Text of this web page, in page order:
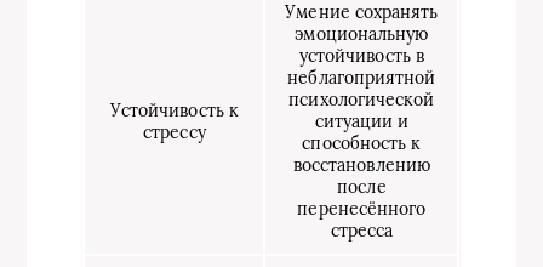
Устойчивость к
стрессу
Умение сохранять
эмоциональную
устойчивость в
неблагоприятной
психологической
ситуации и
способность к
восстановлению
после
перенесённого
стресса